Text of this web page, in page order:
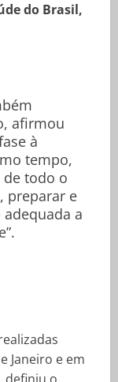
do Brasil,
afirmou
à
tempo,
todo o
preparar e
a
Janeiro e em